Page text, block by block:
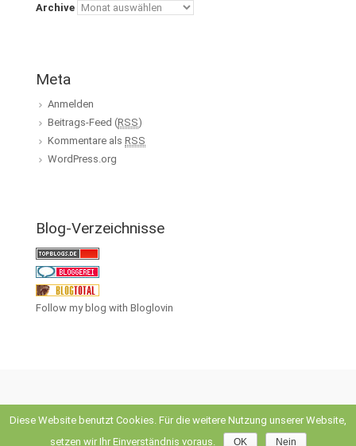
Archive
Meta
Anmelden
Beitrags-Feed (RSS)
Kommentare als RSS
WordPress.org
Blog-Verzeichnisse
Follow my blog with Bloglovin
theme by Theme4Press • Powered byWordPress
Diese Website benutzt Cookies. Für die weitere Nutzung unserer Website,
setzen wir Ihr Einverständnis voraus.
OK Nein